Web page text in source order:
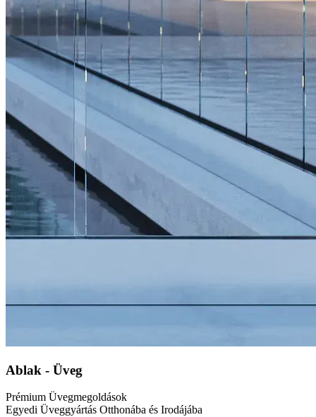
Ablak - Üveg
Prémium Üvegmegoldások
Egyedi Üveggyártás Otthonába és Irodájába